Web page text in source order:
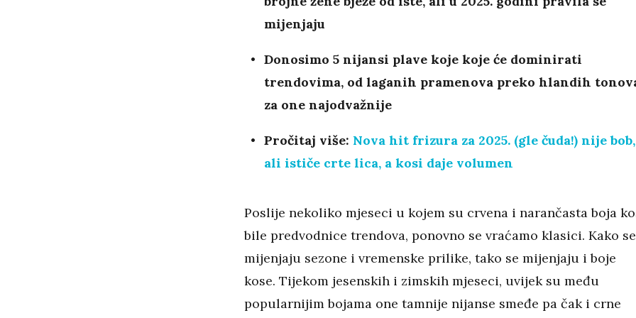
mijenjaju
Donosimo 5 nijansi plave koje koje će dominirati
trendovima, od laganih pramenova preko hlandih
za one najodvažnije
Pročitaj više: Nova hit frizura za 2025. (gle čuda!) nije bob,
ali ističe crte lica, a kosi daje volumen
Poslije nekoliko mjeseci u kojem su crvena i narančasta boja
bile predvodnice trendova, ponovno se vraćamo klasici. Kako se
mijenjaju sezone i vremenske prilike, tako se mijenjaju i boje
kose. Tijekom jesenskih i zimskih mjeseci, uvijek su među
popularnijim bojama one tamnije nijanse smeđe pa čak i crne